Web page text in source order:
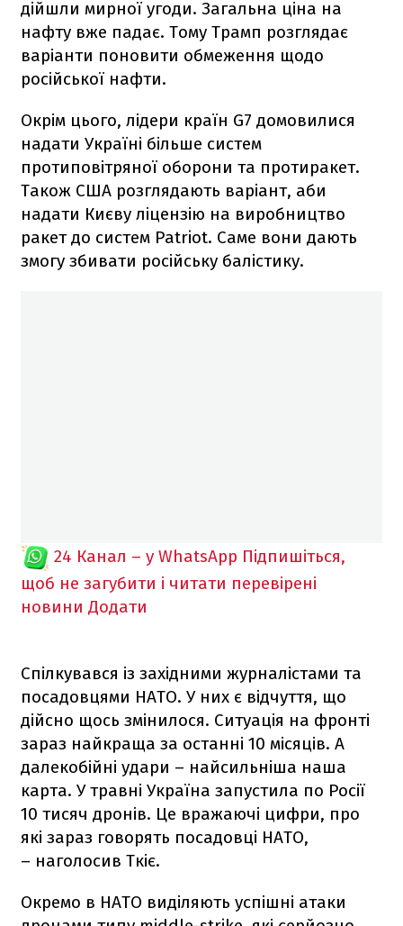
дійшли мирної угоди. Загальна ціна на
нафту вже падає. Тому Трамп розглядає
варіанти поновити обмеження щодо
російської нафти.
Окрім цього, лідери країн G7 домовилися
надати Україні більше систем
протиповітряної оборони та протиракет.
Також США розглядають варіант, аби
надати Києву ліцензію на виробництво
ракет до систем Patriot. Саме вони дають
змогу збивати російську балістику.
24 Канал – у WhatsApp Підпишіться,
щоб не загубити і читати перевірені
новини Додати
Спілкувався із західними журналістами та
посадовцями НАТО. У них є відчуття, що
дійсно щось змінилося. Ситуація на фронті
зараз найкраща за останні 10 місяців. А
далекобійні удари – найсильніша наша
карта. У травні Україна запустила по Росії
10 тисяч дронів. Це вражаючі цифри, про
які зараз говорять посадовці НАТО,
– наголосив Ткіє.
Окремо в НАТО виділяють успішні атаки